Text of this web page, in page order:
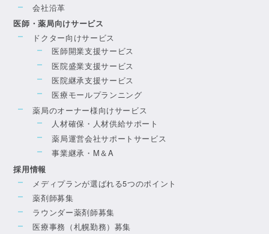
会社沿革
医師・薬局向けサービス
ドクター向けサービス
医師開業支援サービス
医院盛業支援サービス
医院継承支援サービス
医療モールプランニング
薬局のオーナー様向けサービス
人材確保・人材供給サポート
薬局運営会社サポートサービス
事業継承・M＆A
採用情報
メディプランが選ばれる5つのポイント
薬剤師募集
ラウンダー薬剤師募集
医療事務（札幌勤務）募集